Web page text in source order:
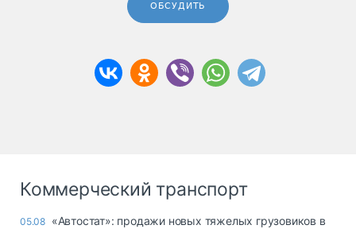
ОБСУДИТЬ
Коммерческий транспорт
05.08 «Автостат»: продажи новых тяжелых грузовиков в